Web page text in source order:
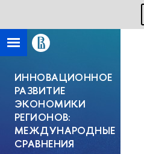
ИННОВАЦИОННОЕ
РАЗВИТИЕ
ЭКОНОМИКИ
РЕГИОНОВ:
МЕЖДУНАРОДНЫЕ
СРАВНЕНИЯ